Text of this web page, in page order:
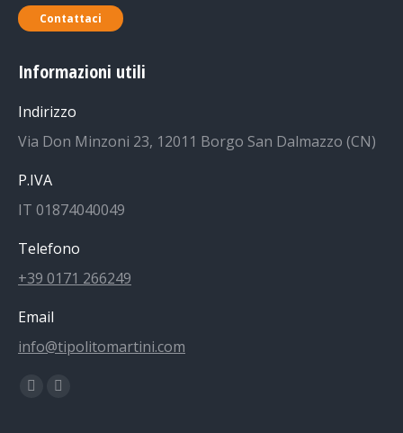
Contattaci
Informazioni utili
Indirizzo
Via Don Minzoni 23, 12011 Borgo San Dalmazzo (CN)
P.IVA
IT 01874040049
Telefono
+39 0171 266249
Email
info@tipolitomartini.com
Find us on:
FacebookInstagram